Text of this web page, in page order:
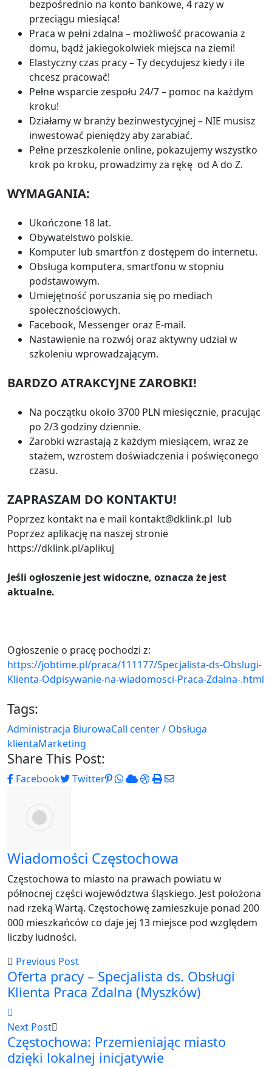
bezpośrednio na konto bankowe, 4 razy w
przeciągu miesiąca!
Praca w pełni zdalna – możliwość pracowania z
domu, bądź jakiegokolwiek miejsca na ziemi!
Elastyczny czas pracy – Ty decydujesz kiedy i ile
chcesz pracować!
Pełne wsparcie zespołu 24/7 – pomoc na każdym
kroku!
Działamy w branży bezinwestycyjnej – NIE musisz
inwestować pieniędzy aby zarabiać.
Pełne przeszkolenie online, pokazujemy wszystko
krok po kroku, prowadzimy za rękę od A do Z.
WYMAGANIA:
Ukończone 18 lat.
Obywatelstwo polskie.
Komputer lub smartfon z dostępem do internetu.
Obsługa komputera, smartfonu w stopniu
podstawowym.
Umiejętność poruszania się po mediach
społecznościowych.
Facebook, Messenger oraz E-mail.
Nastawienie na rozwój oraz aktywny udział w
szkoleniu wprowadzającym.
BARDZO ATRAKCYJNE ZAROBKI!
Na początku około 3700 PLN miesięcznie, pracując
po 2/3 godziny dziennie.
Zarobki wzrastają z każdym miesiącem, wraz ze
stażem, wzrostem doświadczenia i poświęconego
czasu.
ZAPRASZAM DO KONTAKTU!
Poprzez kontakt na e mail kontakt@dklink.pl lub
Poprzez aplikację na naszej stronie
https://dklink.pl/aplikuj
Jeśli ogłoszenie jest widoczne, oznacza że jest
aktualne.
Ogłoszenie o pracę pochodzi z:
https://jobtime.pl/praca/111177/Specjalista-ds-Obslugi-
Klienta-Odpisywanie-na-wiadomosci-Praca-Zdalna-.html
Tags:
Administracja BiurowaCall center / Obsługa
klientaMarketing
Share This Post:
Facebook Twitter Pinterest
Whatsapp
CloudStumbleUpon
PrintShare
Wiadomości Częstochowa
Częstochowa to miasto na prawach powiatu w
północnej części województwa śląskiego. Jest położona
nad rzeką Wartą. Częstochowę zamieszkuje ponad 200
000 mieszkańców co daje jej 13 miejsce pod względem
liczby ludności.
Previous Post
Oferta pracy – Specjalista ds. Obsługi
Klienta Praca Zdalna (Myszków)
Next Post
Częstochowa: Przemieniając miasto
dzięki lokalnej inicjatywie